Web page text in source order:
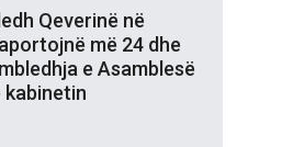
Qeverinë në
më 24 dhe
e Asamblesë
kabinetin